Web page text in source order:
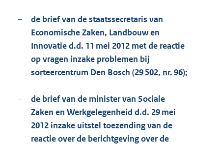
–
de brief van de staatssecretaris van
Economische Zaken, Landbouw en
Innovatie d.d. 11 mei 2012 met de reactie
op vragen inzake problemen bij
sorteercentrum Den Bosch (29 502, nr. 96);
–
de brief van de minister van Sociale
Zaken en Werkgelegenheid d.d. 29 mei
2012 inzake uitstel toezending van de
reactie over de berichtgeving over de